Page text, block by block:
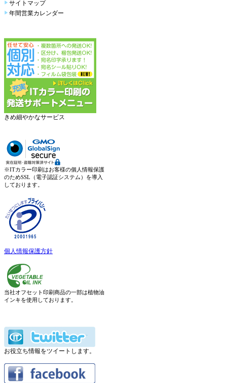
サイトマップ
年間営業カレンダー
きめ細やかなサービス
※ITカラー印刷はお客様の個人情報保護
のためSSL（電子認証システム）を導入
しております。
個人情報保護方針
当社オフセット印刷商品の一部は植物油
インキを使用しております。
お役立ち情報をツイートします。